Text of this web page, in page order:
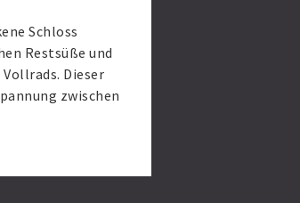
Schloss
Restsüße und
Dieser
zwischen